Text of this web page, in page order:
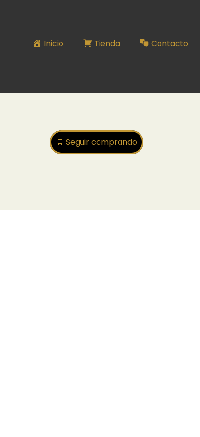
Inicio Tienda Contacto
ROSARIO
🛒 Seguir comprando